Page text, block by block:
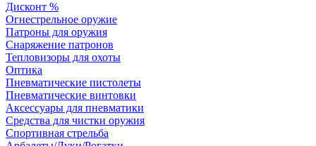
Дисконт %
Огнестрельное оружие
Патроны для оружия
Снаряжение патронов
Тепловизоры для охоты
Оптика
Пневматические пистолеты
Пневматические винтовки
Аксессуары для пневматики
Средства для чистки оружия
Спортивная стрельба